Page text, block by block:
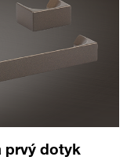
prvý dotyk